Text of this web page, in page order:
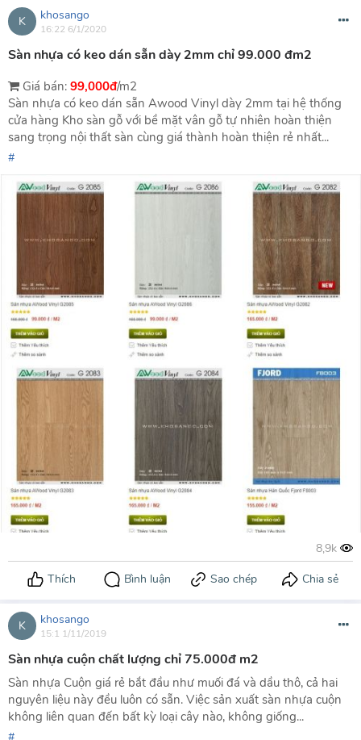
K khosango
16:22 6/1/2020
Sàn nhựa có keo dán sẵn dày 2mm chỉ 99.000 đm2
Giá bán: 99,000đ/m2
Sàn nhựa có keo dán sẵn Awood Vinyl dày 2mm tại hệ thống
cửa hàng Kho sàn gỗ với bề mặt vân gỗ tự nhiên hoàn thiện
sang trọng nội thất sàn cùng giá thành hoàn thiện rẻ nhất...
K khosango
15:1 1/11/2019
Sàn nhựa cuộn chất lượng chỉ 75.000đ m2
Sàn nhựa Cuộn giá rẻ bắt đầu như muối đá và dầu thô, cả hai
nguyên liệu này đều luôn có sẵn. Việc sản xuất sàn nhựa cuộn
không liên quan đến bất kỳ loại cây nào, không giống...